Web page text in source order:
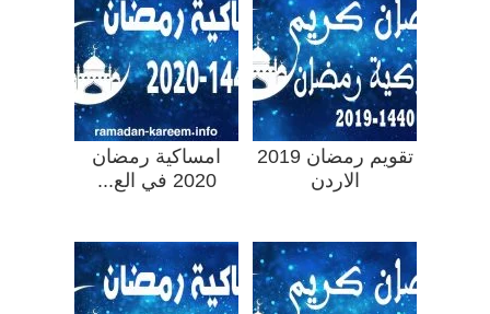
تقويم رمضان 2019
الاردن
امساكية رمضان
2020 في الع...